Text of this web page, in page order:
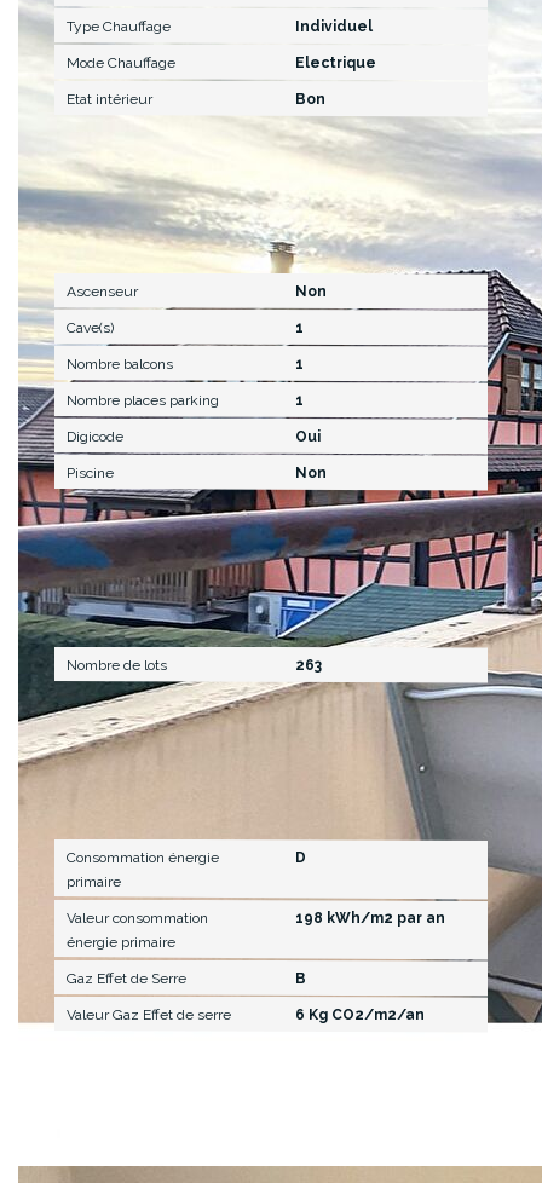
Type Chauffage Individuel
Mode Chauffage Electrique
Etat intérieur Bon
Autres
Ascenseur Non
Cave(s) 1
Nombre balcons 1
Nombre places parking 1
Digicode Oui
Piscine Non
Terrain
Nombre de lots 263
Consommation énergie
primaire
D
Valeur consommation
énergie primaire
198 kWh/m2 par an
Gaz Effet de Serre B
Valeur Gaz Effet de serre 6 Kg CO2/m2/an